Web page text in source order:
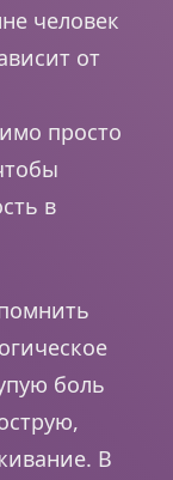
человек
от
просто
в
боль
В